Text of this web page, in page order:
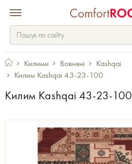
Килими Вовняні
Kashqai
Килим Kashqai 43-23-100
Килим Kashqai 43-23-100